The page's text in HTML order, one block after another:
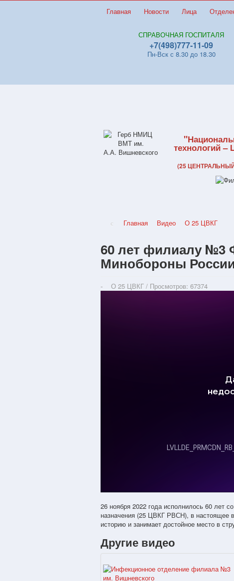
Главная Новости Лица
СПРАВОЧНАЯ ГОСПИТАЛЯ
+7(498)777-11-09
Пн-Вск с 8.30 до 18.30
технологий
(25
Главная Видео О 25 ЦВКГ
60 лет филиалу
Минобороны
О 25 ЦВКГ / Просмотров: 67374
26 ноября 2022 года исполнилось 60 лет
назначения (25 ЦВКГ РВСН), в
историю и занимает достойное место в
Другие видео